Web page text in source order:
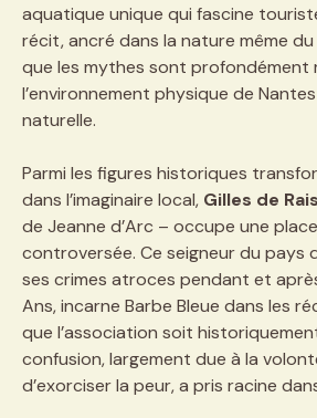
aquatique unique qui fascine
récit, ancré dans la nature même
que les mythes sont profondément
l’environnement physique de
naturelle.
Parmi les figures historiques
dans l’imaginaire local, Gilles de Rais
de Jeanne d’Arc – occupe une
controversée. Ce seigneur du pays
ses crimes atroces pendant et
Ans, incarne Barbe Bleue dans les
que l’association soit
confusion, largement due à la
d’exorciser la peur, a pris racine